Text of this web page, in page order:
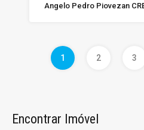
Angelo Pedro Piovezan
1 2 3
Encontrar Imóvel